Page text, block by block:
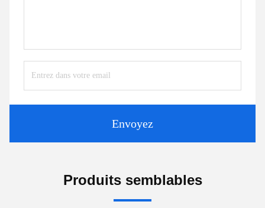
Envoyez
Produits semblables